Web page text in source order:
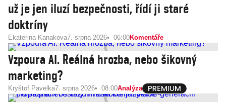
už je jen iluzí bezpečnosti, řídí ji staré
doktríny
Ekaterina Kanakova7. srpna 2026 06:00Komentáře
Vzpoura AI. Reálná hrozba, nebo šikovný
marketing?
Kryštof Pavelka7. srpna 2026 08:00Analýza